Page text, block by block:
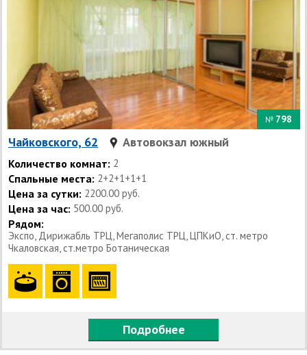
№ 798
Чайковского, 62 Автовокзал южный
Количество комнат: 2
Спальные места: 2+2+1+1+1
Цена за сутки: 2200.00 руб.
Цена за час: 500.00 руб.
Рядом:
Экспо, Дирижабль ТРЦ, Мегаполис ТРЦ, ЦПКиО, ст. метро
Чкаловская, ст.метро Ботаническая
Подробнее